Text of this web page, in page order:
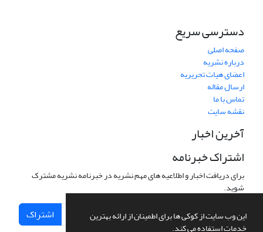
این وب سایت از کوکی ها برای اطمینان از ارائه بهترین
خدمات استفاده می کند.
دسترسی سریع
صفحه اصلی
درباره نشریه
اعضای هیات تحریریه
ارسال مقاله
تماس با ما
نقشه سایت
آخرین اخبار
اشتراک خبرنامه
برای دریافت اخبار و اطلاعیه های مهم نشریه در خبرنامه نشریه مشترک
شوید.
اشتراک